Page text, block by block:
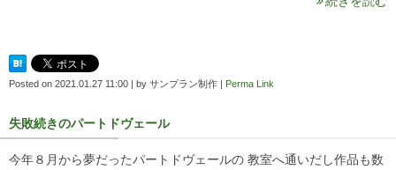
Posted on 2021.01.27 11:00 by サンプラン制作 Perma Link
失敗続きのパートドヴェール
今年８月から夢だったパートドヴェールの 教室へ通いだし作品も数